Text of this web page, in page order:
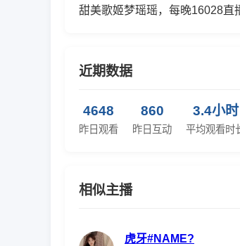
甜美歌姬梦瑶瑶，每晚16028直
近期数据
4648
昨日观看
860
昨日互动
3.4小时
平均观看时
相似主播
虎牙#NAME?